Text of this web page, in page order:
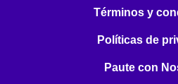
Términos y
Políticas de
Paute con